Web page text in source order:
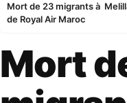
Mort de 23 migrants à
de Royal Air Maroc
Mort